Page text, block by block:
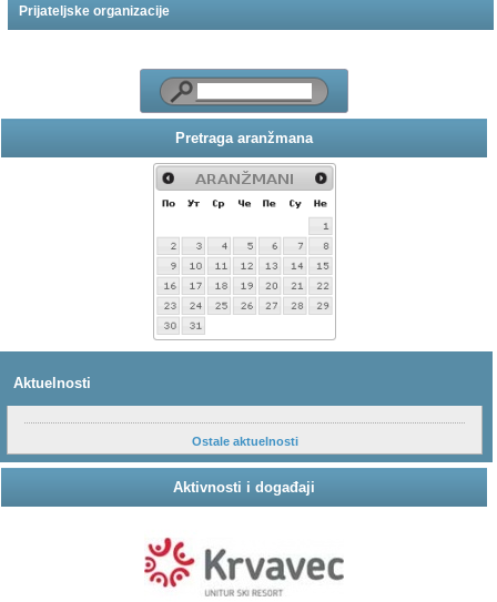
Prijateljske organizacije
Pretraga aranžmana
Aktuelnosti
Ostale aktuelnosti
Aktivnosti i događaji